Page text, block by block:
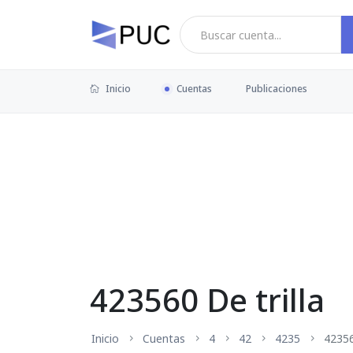
Inicio Cuentas Publicaciones
423560 De trilla
Inicio Cuentas 4 42 4235